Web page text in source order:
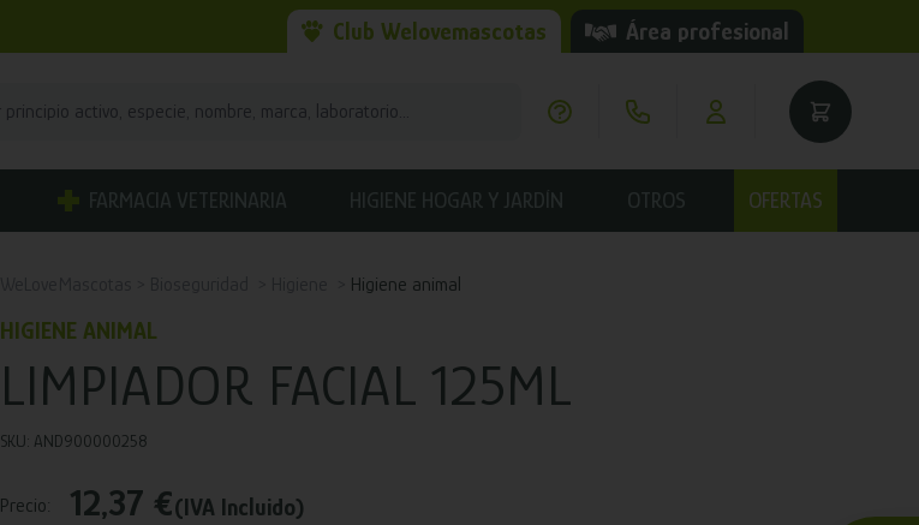
Club Welovemascotas Área profesional
FARMACIA VETERINARIA HIGIENE HOGAR Y JARDÍN OTROS OFERTAS
Higiene animal
HIGIENE ANIMAL
LIMPIADOR FACIAL 125ML
SKU: AND900000258
Precio: 12,37 €(IVA Incluido)